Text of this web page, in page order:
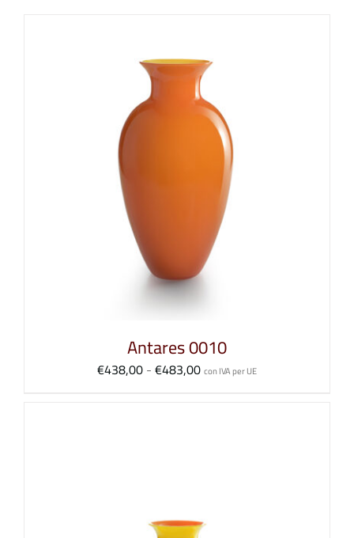
Antares 0010
€438,00-€483,00Fascia
con IVA per UE